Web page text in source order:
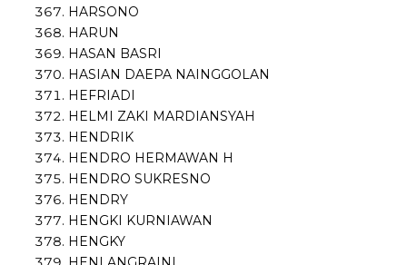
HARSONO
HARUN
HASAN BASRI
HASIAN DAEPA NAINGGOLAN
HEFRIADI
HELMI ZAKI MARDIANSYAH
HENDRIK
HENDRO HERMAWAN H
HENDRO SUKRESNO
HENDRY
HENGKI KURNIAWAN
HENGKY